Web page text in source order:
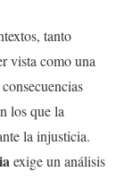
tanto
vista como una
los que la
la injusticia.
exige un análisis